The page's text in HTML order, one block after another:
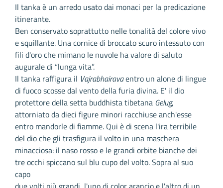
Il tanka è un arredo usato dai monaci per la predicazione
itinerante.
Ben conservato soprattutto nelle tonalità del colore vivo
e squillante. Una cornice di broccato scuro intessuto con
fili d'oro che mimano le nuvole ha valore di saluto
augurale di “lunga vita”.
Il tanka raffigura il Vajrabhairavaentro un alone di lingue
di fuoco scosse dal vento della furia divina. E' il dio
protettore della setta buddhista tibetana Gelug,
attorniato da dieci figure minori racchiuse anch'esse
entro mandorle di fiamme. Qui è di scena l'ira terribile
del dio che gli trasfigura il volto in una maschera
minacciosa: il naso rosso e le grandi orbite bianche dei
tre occhi spiccano sul blu cupo del volto. Sopra al suo
capo